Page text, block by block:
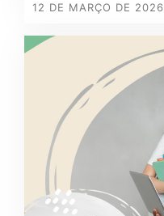
12 DE MARÇO DE 2026